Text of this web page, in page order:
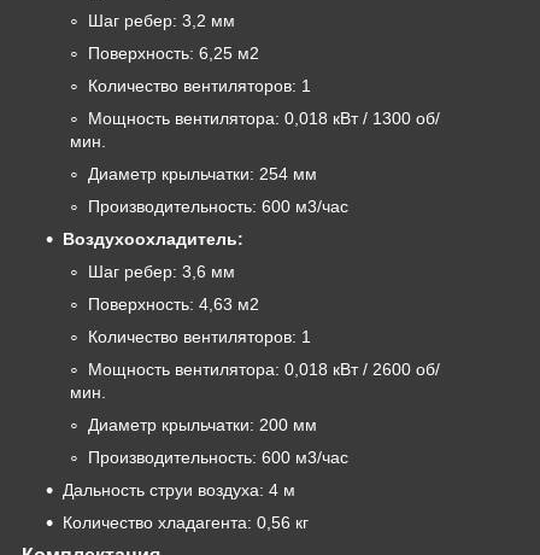
Шаг ребер: 3,2 мм
Поверхность: 6,25 м2
Количество вентиляторов: 1
Мощность вентилятора: 0,018 кВт / 1300 об/
мин.
Диаметр крыльчатки: 254 мм
Производительность: 600 м3/час
Воздухоохладитель:
Шаг ребер: 3,6 мм
Поверхность: 4,63 м2
Количество вентиляторов: 1
Мощность вентилятора: 0,018 кВт / 2600 об/
мин.
Диаметр крыльчатки: 200 мм
Производительность: 600 м3/час
Дальность струи воздуха: 4 м
Количество хладагента: 0,56 кг